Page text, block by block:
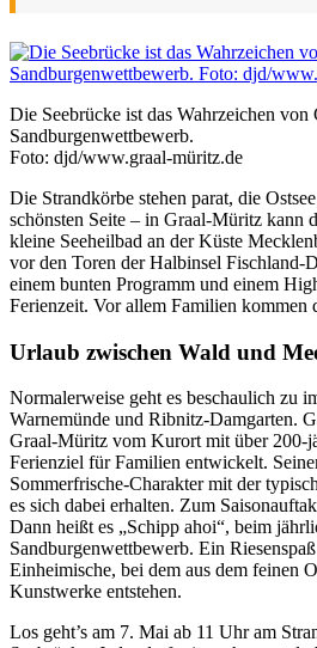
Die Seebrücke ist das Wahrzeichen
Sandburgenwettbewerb.
Foto: djd/www.graal-müritz.de
Die Strandkörbe stehen parat, die
schönsten Seite – in Graal-Müritz kann
kleine Seeheilbad an der Küste
vor den Toren der Halbinsel Fischland-
einem bunten Programm und einem
Ferienzeit. Vor allem Familien kommen
Urlaub zwischen Wald und
Normalerweise geht es beschaulich zu
Warnemünde und Ribnitz-Damgarten.
Graal-Müritz vom Kurort mit über 200-
Ferienziel für Familien entwickelt.
Sommerfrische-Charakter mit der
es sich dabei erhalten. Zum
Dann heißt es „Schipp ahoi“, beim
Sandburgenwettbewerb. Ein
Einheimische, bei dem aus dem feinen
Kunstwerke entstehen.
Los geht’s am 7. Mai ab 11 Uhr am